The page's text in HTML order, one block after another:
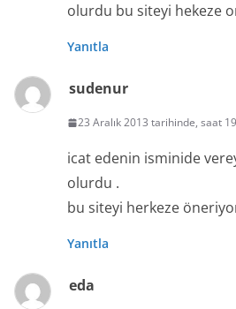
olurdu bu siteyi hekeze
Yanıtla
sudenur
23 Aralık 2013 tarihinde, saat
icat edenin isminide
olurdu .
bu siteyi herkeze
Yanıtla
eda